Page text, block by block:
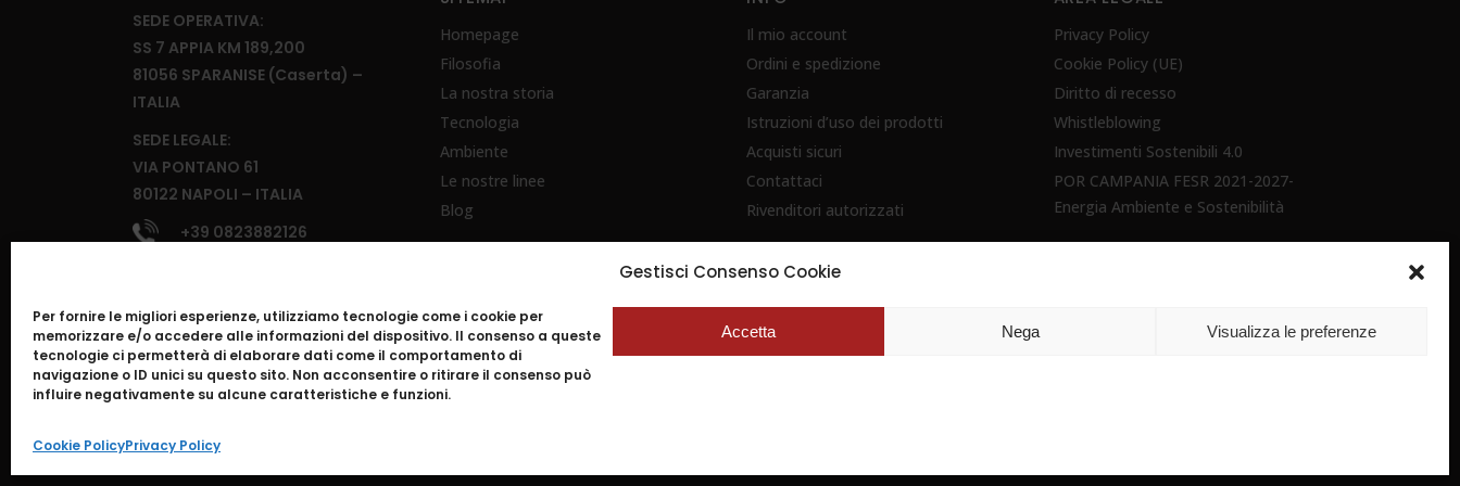
Gestisci Consenso Cookie
Per fornire le migliori esperienze, utilizziamo tecnologie come i cookie per
memorizzare e/o accedere alle informazioni del dispositivo. Il consenso a queste
tecnologie ci permetterà di elaborare dati come il comportamento di
navigazione o ID unici su questo sito. Non acconsentire o ritirare il consenso può
influire negativamente su alcune caratteristiche e funzioni.
Accetta Nega Visualizza le preferenze
Cookie PolicyPrivacy Policy
SEDE OPERATIVA:
SS 7 APPIA KM 189,200
81056 SPARANISE (Caserta) –
ITALIA
SEDE LEGALE:
VIA PONTANO 61
80122 NAPOLI – ITALIA
+39 0823882126
SOCIAL
Homepage
Filosofia
La nostra storia
Tecnologia
Ambiente
Le nostre linee
Blog
Il mio account
Ordini e spedizione
Garanzia
Istruzioni d’uso dei prodotti
Acquisti sicuri
Contattaci
Rivenditori autorizzati
Privacy Policy
Cookie Policy (UE)
Diritto di recesso
Whistleblowing
Investimenti Sostenibili 4.0
POR CAMPANIA FESR 2021-2027-
Energia Ambiente e Sostenibilità